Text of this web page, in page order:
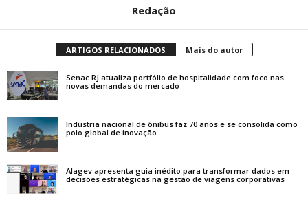
Redação
ARTIGOS RELACIONADOS Mais do autor
Senac RJ atualiza portfólio de hospitalidade com foco nas
novas demandas do mercado
Indústria nacional de ônibus faz 70 anos e se consolida como
polo global de inovação
Alagev apresenta guia inédito para transformar dados em
decisões estratégicas na gestão de viagens corporativas